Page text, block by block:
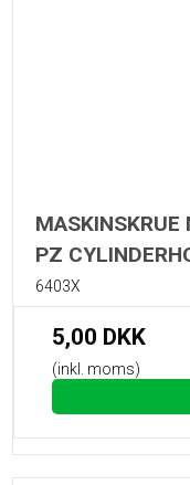
PZ
6403X
5,00 DKK
(inkl. moms)